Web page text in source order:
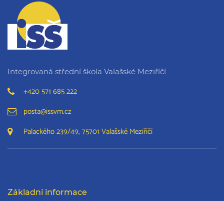
Integrovaná střední škola Valašské Meziříčí
+420 571 685 222
posta@issvm.cz
Palackého 239/49, 75701 Valašské Meziříčí
Základní informace